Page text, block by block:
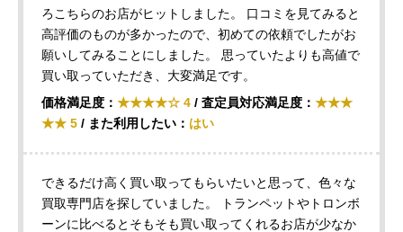
ろこちらのお店がヒットしました。 口コミを見てみると
高評価のものが多かったので、初めての依頼でしたがお
願いしてみることにしました。 思っていたよりも高値で
買い取っていただき、大変満足です。
価格満足度： ★★★★☆ 4 / 査定員対応満足度： ★★★
★★ 5 / また利用したい： はい
できるだけ高く買い取ってもらいたいと思って、色々な
買取専門店を探していました。 トランペットやトロンボ
ーンに比べるとそもそも買い取ってくれるお店が少なか